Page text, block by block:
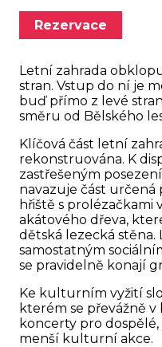
Rezervace
Letní zahrada
stran. Vstup do ní je
buď přímo z levé
směru od Bělského
Klíčová část letní
rekonstruována. K
zastřešeným
navazuje část
hřiště s prolézačkami
akátového dřeva,
dětská lezecká stěna.
samostatným
se pravidelně konají
Ke kulturním vyžití
kterém se převážně
koncerty pro
menší kulturní akce.